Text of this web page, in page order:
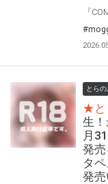
とら
★と
生
月
発
タ
発売